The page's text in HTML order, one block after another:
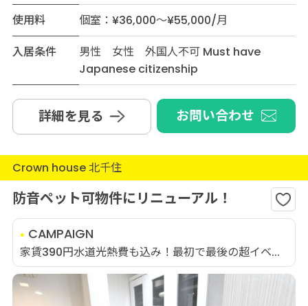
使用料
個室：¥36,000～¥55,000/月
入居条件
男性 女性 外国人不可 Must have
Japanese citizenship
詳細を見る お問い合わせ
Crown house 北千住
防音ペット可物件にリニューアル！
CAMPAIGN
家賃390円水道光熱費も込み！最初で最後の超イベ...